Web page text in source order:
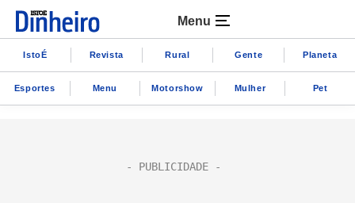
Menu
IstoÉ Revista Rural Gente Planeta
Esportes Menu Motorshow Mulher Pet